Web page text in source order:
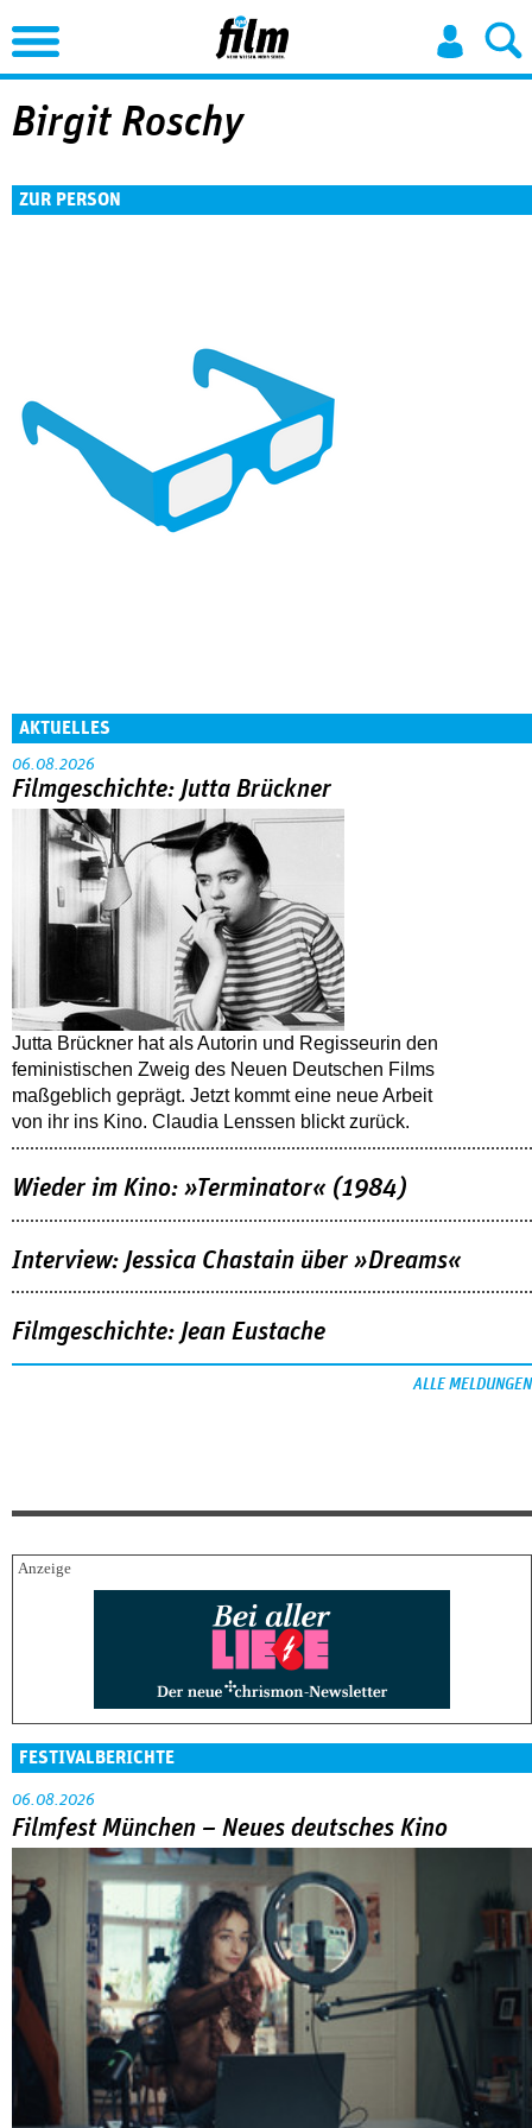
Jump to Navigation
Birgit Roschy
ZUR PERSON
AKTUELLES
06.08.2026
Filmgeschichte: Jutta Brückner
Jutta Brückner hat als Autorin und Regisseurin den
feministischen Zweig des Neuen Deutschen Films
maßgeblich geprägt. Jetzt kommt eine neue Arbeit
von ihr ins Kino. Claudia Lenssen blickt zurück.
Wieder im Kino: »Terminator« (1984)
Interview: Jessica Chastain über »Dreams«
Filmgeschichte: Jean Eustache
ALLE MELDUNGEN
FESTIVALBERICHTE
06.08.2026
Filmfest München – Neues deutsches Kino